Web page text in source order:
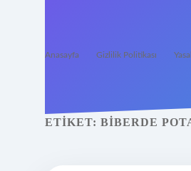
Anasayfa Gizlilik Politikası
ETIKET: BIBERDE